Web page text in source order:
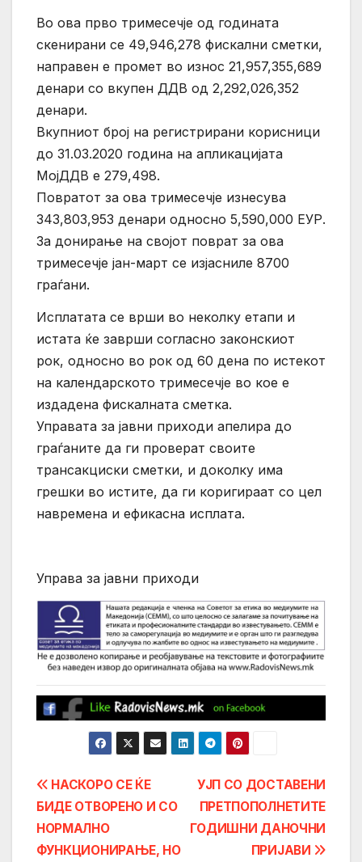
Во ова прво тримесечје од годината
скенирани се 49,946,278 фискални сметки,
направен е промет во износ 21,957,355,689
денари со вкупен ДДВ од 2,292,026,352
денари.
Вкупниот број на регистрирани корисници
до 31.03.2020 година на апликацијата
МојДДВ е 279,498.
Повратот за ова тримесечје изнесува
343,803,953 денари односно 5,590,000 ЕУР.
За донирање на својот поврат за ова
тримесечје јан-март се изјасниле 8700
граѓани.
Исплатата се врши во неколку етапи и
истата ќе заврши согласно законскиот
рок, односно во рок од 60 дена по истекот
на календарското тримесечје во кое е
издадена фискалната сметка.
Управата за јавни приходи апелира до
граѓаните да ги проверат своите
трансакциски сметки, и доколку има
грешки во истите, да ги коригираат со цел
навремена и ефикасна исплата.
Управа за јавни приходи
Post
navigation
УЈП СО ДОСТАВЕНИ
ПРЕТПОПОЛНЕТИТЕ
ГОДИШНИ ДАНОЧНИ
ПРИЈАВИ
НАСКОРО СЕ ЌЕ
БИДЕ ОТВОРЕНО И СО
НОРМАЛНО
ФУНКЦИОНИРАЊЕ, НО